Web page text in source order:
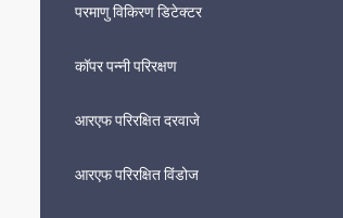
परमाणु विकिरण डिटेक्टर
कॉपर पन्नी परिरक्षण
आरएफ परिरक्षित दरवाजे
आरएफ परिरक्षित विंडोज